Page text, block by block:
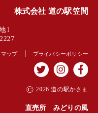
株式会社 道の駅笠間
1
ップ プライバシーポリシー
© 2026 道の駅かさま
直売所 みどりの風